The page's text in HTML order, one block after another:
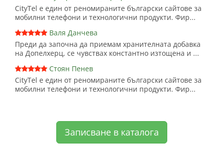
CityTel е един от реномираните български сайтове за
мобилни телефони и технологични продукти. Фир...
Валя Данчева
Преди да започна да приемам хранителната добавка
на Допелхерц, се чувствах константно изтощена и ...
Стоян Пенев
CityTel е един от реномираните български сайтове за
мобилни телефони и технологични продукти. Фир...
Записване в каталога